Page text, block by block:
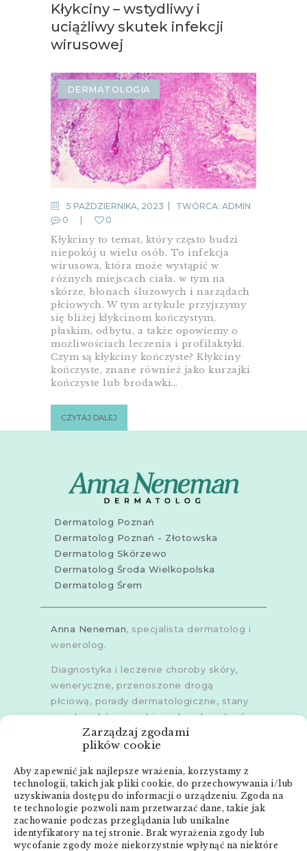
Zarządzaj zgodami
plików cookie
Aby zapewnić jak najlepsze wrażenia, korzystamy z
technologii, takich jak pliki cookie, do przechowywania i/lub
uzyskiwania dostępu do informacji o urządzeniu. Zgoda na
te technologie pozwoli nam przetwarzać dane, takie jak
zachowanie podczas przeglądania lub unikalne
identyfikatory na tej stronie. Brak wyrażenia zgody lub
wycofanie zgody może niekorzystnie wpłynąć na niektóre
Kłykciny – wstydliwy i
uciążliwy skutek infekcji
wirusowej
DERMATOLOGIA
5 PAŹDZIERNIKA, 2023 TWÓRCA: ADMIN
0
0
Kłykciny to temat, który często budzi
niepokój u wielu osób. To infekcja
wirusowa, która może wystąpić w
różnych miejscach ciała, w tym na
skórze, błonach śluzowych i narządach
płciowych. W tym artykule przyjrzymy
się bliżej kłykcinom kończystym,
płaskim, odbytu, a także opowiemy o
możliwościach leczenia i profilaktyki.
Czym są kłykciny kończyste? Kłykciny
kończyste, znane również jako kurzajki
kończyste lub brodawki…
CZYTAJ DALEJ
Dermatolog Poznań
Dermatolog Poznań - Złotowska
Dermatolog Skórzewo
Dermatolog Środa Wielkopolska
Dermatolog Śrem
Anna Neneman, specjalista dermatolog i
wenerolog.
Diagnostyka i leczenie choroby skóry,
weneryczne, przenoszone drogą
płciową, porady dermatologiczne, stany
zapalne skóry, grzybice, choroby włosów,
dermoskopia, trichoskopia, u dorosłych i
Gabinety wPoznaniu,Poznaniu -
Złotowska,Skórzewie,Środzie
WielkopolskiejiŚremie
Menu: